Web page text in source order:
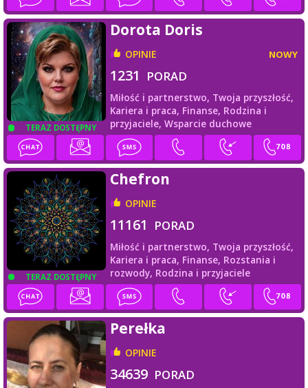
TERAZ DOSTĘPNY
Dorota Doris
OPINIE NOWY
1231 PORAD
Miłość i partnerstwo, Twoja przyszłość,
Kariera i praca, Finanse, Rodzina i
przyjaciele, Wsparcie duchowe
TERAZ DOSTĘPNY
Chefron
OPINIE
11161 PORAD
Miłość i partnerstwo, Twoja przyszłość,
Kariera i praca, Finanse, Rozstania i
rozwody, Rodzina i przyjaciele
Perełka
OPINIE
34639 PORAD